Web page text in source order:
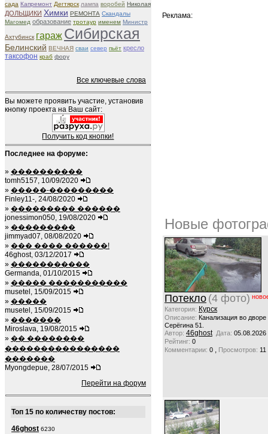
сада Капремонт Дегтярск лампа воробей Николая
ДОЛЬЩИКИ Химки РЕМОНТА Скандалы
Магомед образование тротаур именем Министр
Ахтубинск гараж Сибирская
Белинский ВЕЧНАЯ сваи север пьёт кресло
таксофон краб фору
Все ключевые слова
Вы можете проявить участие, установив
кнопку проекта на Ваш сайт:
Получить код кнопки!
Последнее на форуме:
» ����������
tomh5157, 10/09/2020
» �����-���������
Finley11-, 24/08/2020
» ��������� ������
jonessimon050, 19/08/2020
» ���������
jimmyad07, 08/08/2020
» ��� ���� ������!
46ghost, 03/12/2017
» �����������
Germanda, 01/10/2015
» ����� �����������
musetel, 15/09/2015
» �����
musetel, 15/09/2015
» �������
Miroslava, 19/08/2015
» �� ��������
����������������
�������
Myongdepue, 28/07/2015
Перейти на форум
Топ 15 по количеству постов:
46ghost 6230
Реклама:
Новые
Потекло (4 фото)
Категория: Курск
Описание: Канализация во
Серёгина 51.
Автор: 46ghost Дата: 05.08.2026
Рейтинг: 0
Комментарии: 0 , Просмотров: 11